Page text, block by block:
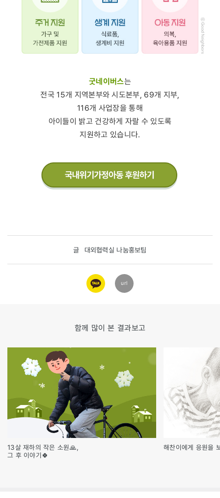
굿네이버스는
전국 15개 지역본부와 시도본부, 69개 지부,
116개 사업장을 통해
아이들이 밝고 건강하게 자랄 수 있도록
지원하고 있습니다.
글 대외협력실 나눔홍보팀
카카오
링크
url
함께 많이 본 결과보고
13살 재하의 작은 소원🙏,
그 후 이야기🍀
해찬이에게 응원을